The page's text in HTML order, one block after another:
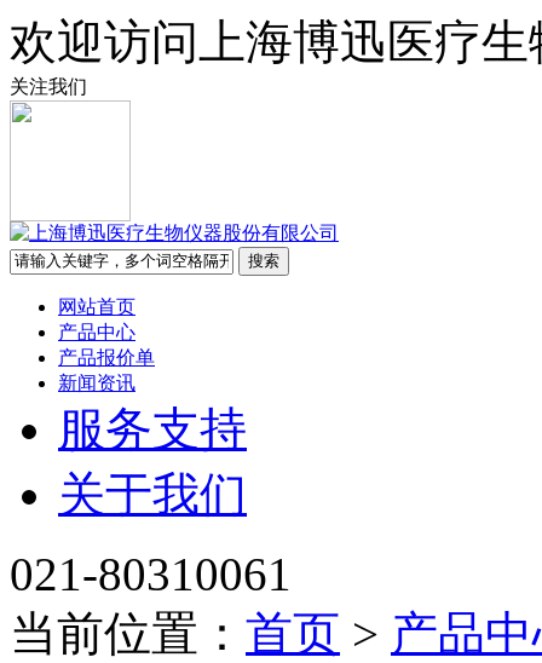
欢迎访问上海博迅医疗
关注我们
网站首页
产品中心
产品报价单
新闻资讯
服务支持
关于我们
021-80310061
当前位置： 首页 > 产品